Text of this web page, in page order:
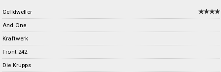
Celldweller
And One
Kraftwerk
Front 242
Die Krupps